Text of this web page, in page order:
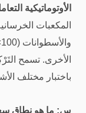
الأوتوماتيكية
الأخرى. تسمح
باختبار مختلف
س: ما هو نطاق